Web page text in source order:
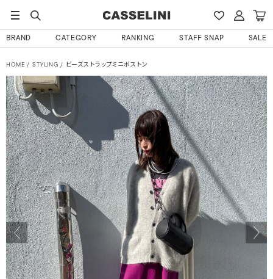
BRAND CATEGORY RANKING STAFF SNAP SALE
HOME STYLING ビーズストラップミニボストン